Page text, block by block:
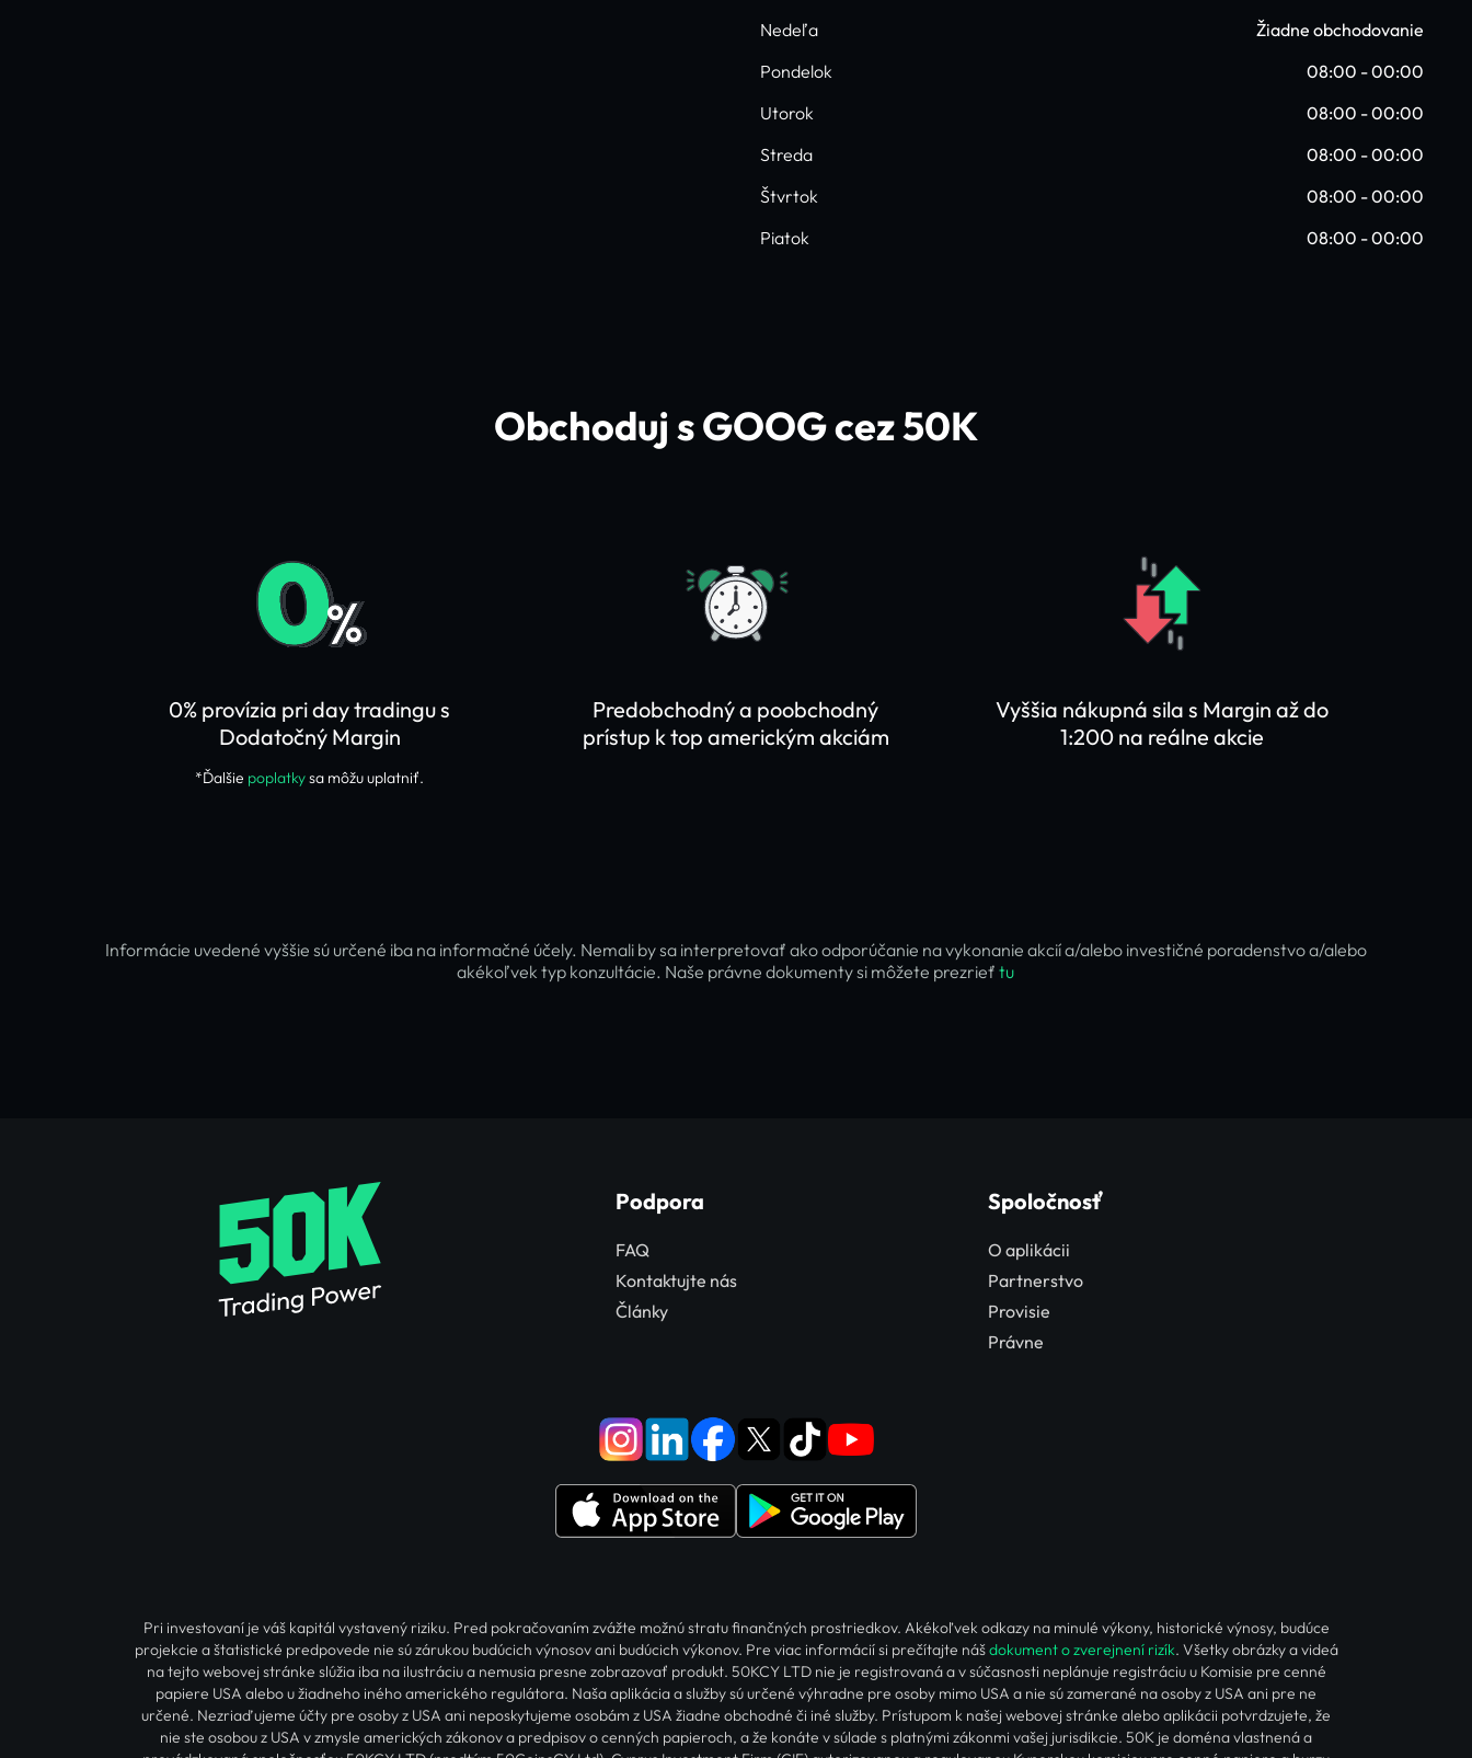
Nedeľa
Žiadne obchodovanie
Pondelok
08:00 - 00:00
Utorok
08:00 - 00:00
Streda
08:00 - 00:00
Štvrtok
08:00 - 00:00
Piatok
08:00 - 00:00
Obchoduj s GOOG cez 50K
*Ďalšie poplatkysa môžu uplatniť.
0% provízia pri day tradingu s
Dodatočný Margin
Predobchodný a poobchodný
prístup k top americkým akciám
Vyššia nákupná sila s Margin až do
1:200 na reálne akcie
Informácie uvedené vyššie sú určené iba na informačné účely. Nemali by sa interpretovať ako odporúčanie na vykonanie akcií a/alebo investičné poradenstvo a/alebo
akékoľvek typ konzultácie. Naše právne dokumenty si môžete prezrieťtu
Podpora
FAQ
Kontaktujte nás
Články
Spoločnosť
O aplikácii
Partnerstvo
Provisie
Právne
Pri investovaní je váš kapitál vystavený riziku. Pred pokračovaním zvážte možnú stratu finančných prostriedkov. Akékoľvek odkazy na minulé výkony, historické výnosy, budúce
projekcie a štatistické predpovede nie sú zárukou budúcich výnosov ani budúcich výkonov. Pre viac informácií si prečítajte nášdokument o zverejnení rizík. Všetky obrázky a videá
na tejto webovej stránke slúžia iba na ilustráciu a nemusia presne zobrazovať produkt. 50KCY LTD nie je registrovaná a v súčasnosti neplánuje registráciu u Komisie pre cenné
papiere USA alebo u žiadneho iného amerického regulátora. Naša aplikácia a služby sú určené výhradne pre osoby mimo USA a nie sú zamerané na osoby z USA ani pre ne
určené. Nezriaďujeme účty pre osoby z USA ani neposkytujeme osobám z USA žiadne obchodné či iné služby. Prístupom k našej webovej stránke alebo aplikácii potvrdzujete, že
nie ste osobou z USA v zmysle amerických zákonov a predpisov o cenných papieroch, a že konáte v súlade s platnými zákonmi vašej jurisdikcie. 50K je doména vlastnená a